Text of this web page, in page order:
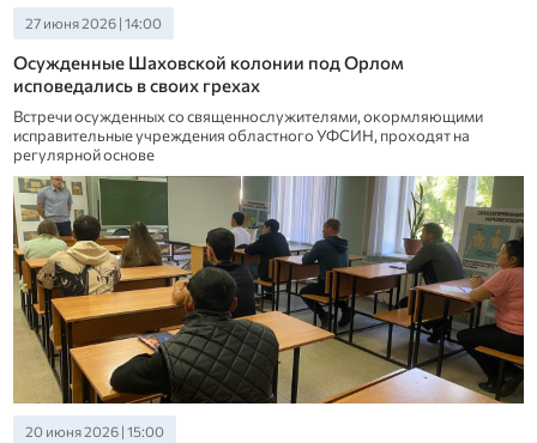
27 июня 2026 | 14:00
Осужденные Шаховской колонии под Орлом
исповедались в своих грехах
Встречи осужденных со священнослужителями, окормляющими
исправительные учреждения областного УФСИН, проходят на
регулярной основе
20 июня 2026 | 15:00